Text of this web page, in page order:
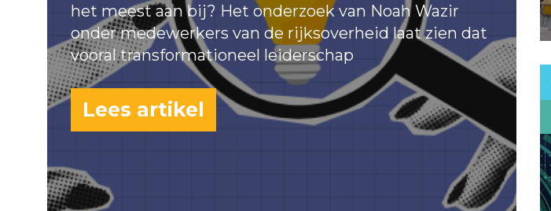
het meest aan bij? Het onderzoek van Noah Wazir
onder medewerkers van de rijksoverheid laat zien dat
vooral transformationeel leiderschap
Lees artikel